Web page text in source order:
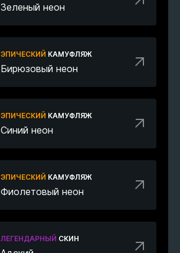
Зеленый неон
ЭПИЧЕСКИЙ КАМУФЛЯЖ
Бирюзовый неон
ЭПИЧЕСКИЙ КАМУФЛЯЖ
Синий неон
ЭПИЧЕСКИЙ КАМУФЛЯЖ
Фиолетовый неон
ЛЕГЕНДАРНЫЙ СКИН